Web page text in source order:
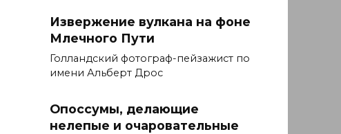
Извержение вулкана на фоне
Млечного Пути
Голландский фотограф-пейзажист по
имени Альберт Дрос
Опоссумы, делающие
нелепые и очаровательные